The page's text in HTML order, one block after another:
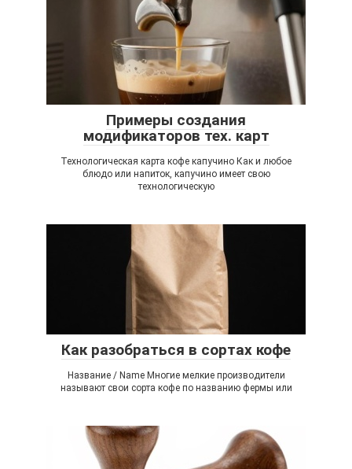
Примеры создания
модификаторов тех. карт
Технологическая карта кофе капучино Как и любое
блюдо или напиток, капучино имеет свою
технологическую
Как разобраться в сортах кофе
Название / Name Многие мелкие производители
называют свои сорта кофе по названию фермы или